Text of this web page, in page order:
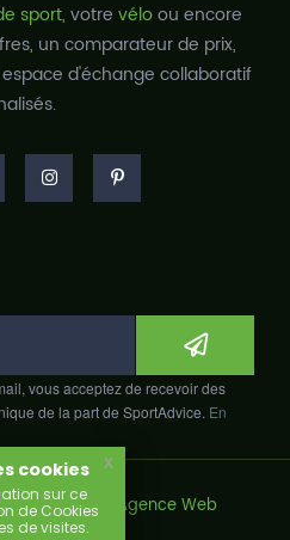
sport, votre véloou encore
un comparateur de prix,
d'échange collaboratif
vous acceptez de recevoir des
de la part de SportAdvice. En
avec par
Agence Web
cookies
sur ce
de Cookies
de visites.
x